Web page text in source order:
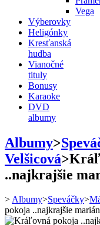
Vega
Výberovky
Heligónky
Kresťanská
hudba
Vianočné
tituly
Bonusy
Karaoke
DVD
albumy
Albumy>
Velšicová>
..najkrajšie
>Albumy>Speváčky>
pokoja ..najkrajšie